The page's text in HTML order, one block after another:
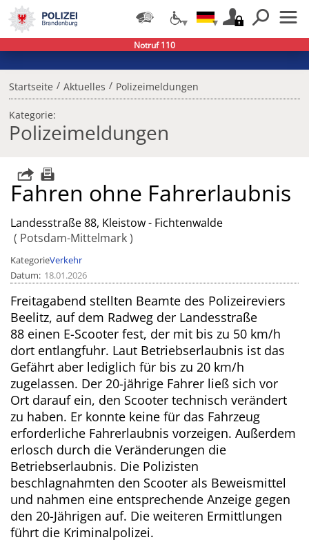
Startseite / Aktuelles / Polizeimeldungen
Kategorie:
Polizeimeldungen
Fahren ohne Fahrerlaubnis
Landesstraße 88, Kleistow - Fichtenwalde
Potsdam-Mittelmark
KategorieVerkehr
Datum 18.01.2026
Freitagabend stellten Beamte des Polizeireviers
Beelitz, auf dem Radweg der Landesstraße
88 einen E-Scooter fest, der mit bis zu 50 km/h
dort entlangfuhr. Laut Betriebserlaubnis ist das
Gefährt aber lediglich für bis zu 20 km/h
zugelassen. Der 20-jährige Fahrer ließ sich vor
Ort darauf ein, den Scooter technisch verändert
zu haben. Er konnte keine für das Fahrzeug
erforderliche Fahrerlaubnis vorzeigen. Außerdem
erlosch durch die Veränderungen die
Betriebserlaubnis. Die Polizisten
beschlagnahmten den Scooter als Beweismittel
und nahmen eine entsprechende Anzeige gegen
den 20-Jährigen auf. Die weiteren Ermittlungen
führt die Kriminalpolizei.
Notruf 110